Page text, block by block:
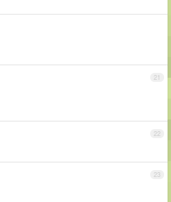
21
22
23